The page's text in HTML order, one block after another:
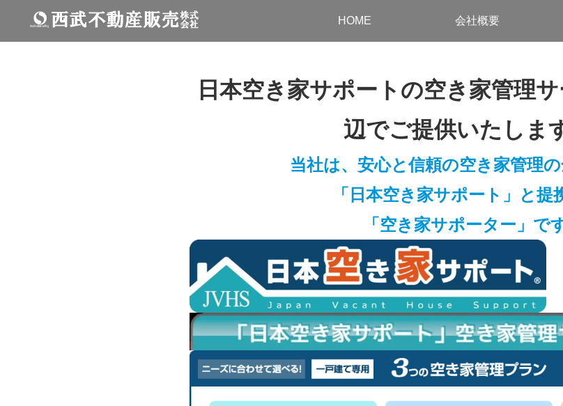
HOME 会社概要
日本空き家サポートの空き家管理
辺でご提供いたしま
当社は、安心と信頼の空き家管理
「日本空き家サポート」と提
「空き家サポーター」で